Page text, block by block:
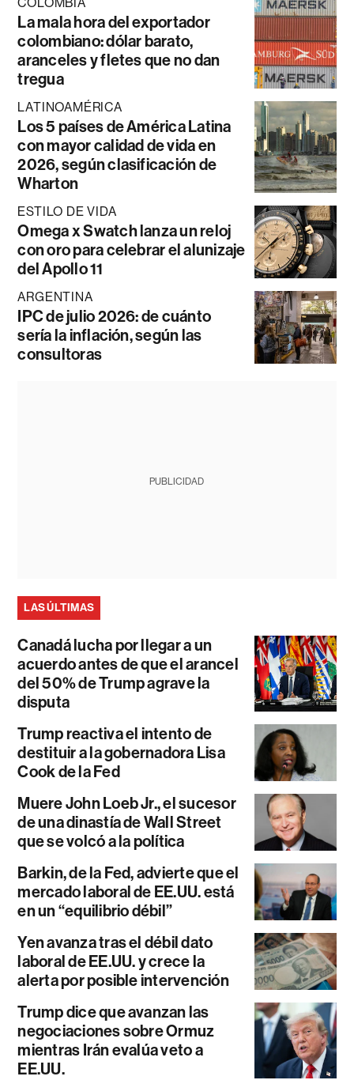
La mala hora del exportador
colombiano: dólar barato,
aranceles y fletes que no dan
tregua
LATINOAMÉRICA
Los 5 países de América Latina
con mayor calidad de vida en
2026, según clasificación de
Wharton
ESTILO DE VIDA
Omega x Swatch lanza un reloj
con oro para celebrar el alunizaje
del Apollo 11
ARGENTINA
IPC de julio 2026: de cuánto
sería la inflación, según las
consultoras
PUBLICIDAD
LAS ÚLTIMAS
Canadá lucha por llegar a un
acuerdo antes de que el arancel
del 50% de Trump agrave la
disputa
Trump reactiva el intento de
destituir a la gobernadora Lisa
Cook de la Fed
Muere John Loeb Jr., el sucesor
de una dinastía de Wall Street
que se volcó a la política
Barkin, de la Fed, advierte que el
mercado laboral de EE.UU. está
en un “equilibrio débil”
Yen avanza tras el débil dato
laboral de EE.UU. y crece la
alerta por posible intervención
Trump dice que avanzan las
negociaciones sobre Ormuz
mientras Irán evalúa veto a
EE.UU.